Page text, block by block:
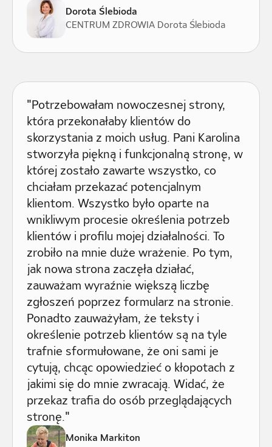
Dorota Ślebioda
CENTRUM ZDROWIA Dorota Ślebioda
"Potrzebowałam nowoczesnej strony,
która przekonałaby klientów do
skorzystania z moich usług. Pani Karolina
stworzyła piękną i funkcjonalną stronę, w
której zostało zawarte wszystko, co
chciałam przekazać potencjalnym
klientom. Wszystko było oparte na
wnikliwym procesie określenia potrzeb
klientów i profilu mojej działalności. To
zrobiło na mnie duże wrażenie. Po tym,
jak nowa strona zaczęła działać,
zauważam wyraźnie większą liczbę
zgłoszeń poprzez formularz na stronie.
Ponadto zauważyłam, że teksty i
określenie potrzeb klientów są na tyle
trafnie sformułowane, że oni sami je
cytują, chcąc opowiedzieć o kłopotach z
jakimi się do mnie zwracają. Widać, że
przekaz trafia do osób przeglądających
stronę."
Monika Markiton